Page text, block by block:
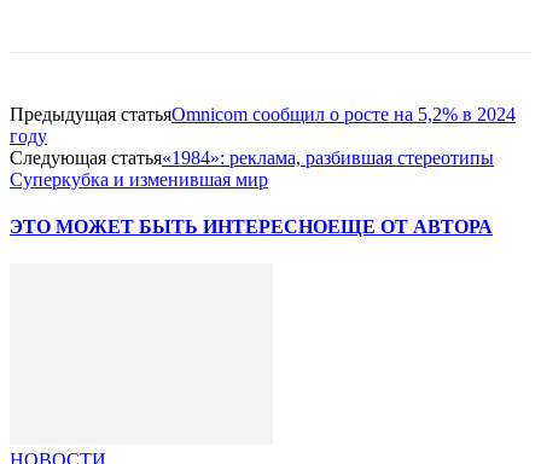
Предыдущая статьяOmnicom сообщил о росте на 5,2% в 2024
году
Следующая статья«1984»: реклама, разбившая стереотипы
Суперкубка и изменившая мир
ЭТО МОЖЕТ БЫТЬ ИНТЕРЕСНОЕЩЕ ОТ АВТОРА